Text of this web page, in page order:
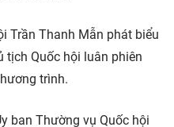
Trần Thanh Mẫn phát biểu
tịch Quốc hội luân phiên
trình.
ban Thường vụ Quốc hội